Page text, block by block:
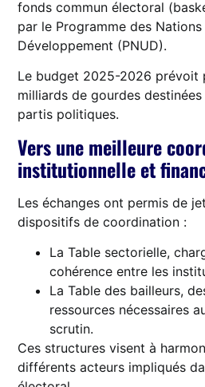
fonds commun électoral
par le Programme des
Développement (PNUD).
Le budget 2025-2026 prévoit
milliards de gourdes
partis politiques.
Vers une meilleure
institutionnelle et
Les échanges ont permis de
dispositifs de coordination :
La Table sectorielle,
cohérence entre les
La Table des bailleurs,
ressources nécessaires
scrutin.
Ces structures visent à
différents acteurs impliqués